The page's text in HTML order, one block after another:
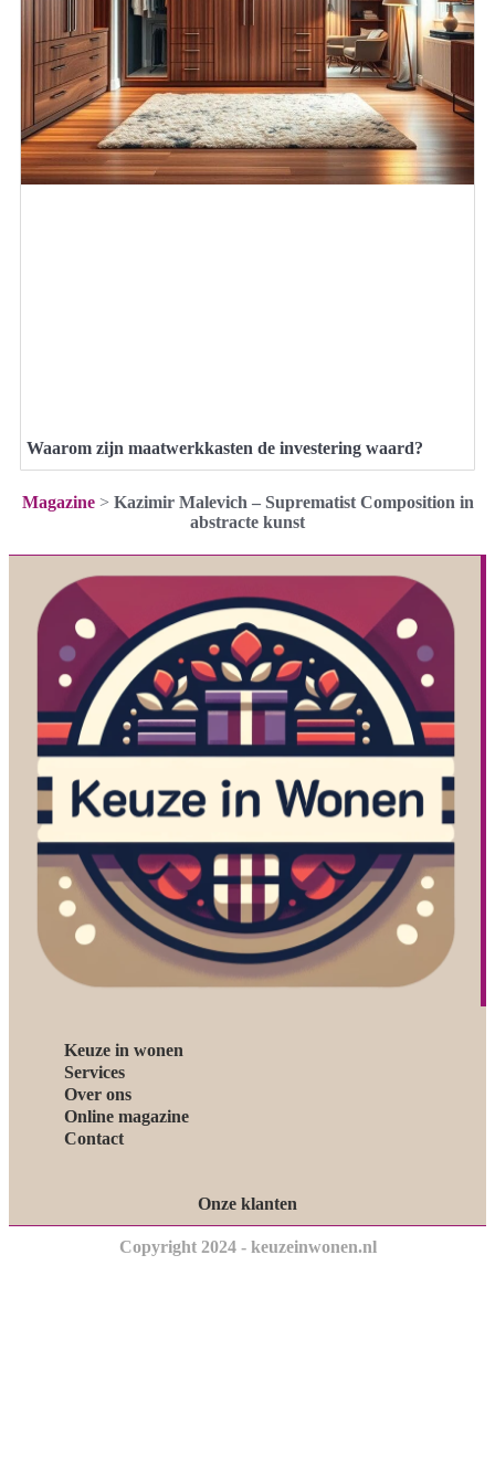
Waarom zijn maatwerkkasten de investering waard?
Magazine> Kazimir Malevich – Suprematist Composition in
abstracte kunst
Keuze in wonen
Services
Over ons
Online magazine
Contact
Onze klanten
Copyright 2024 - keuzeinwonen.nl